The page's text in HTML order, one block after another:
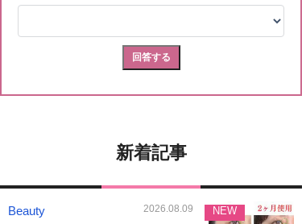
新着記事
Beauty 2026.08.09 NEW